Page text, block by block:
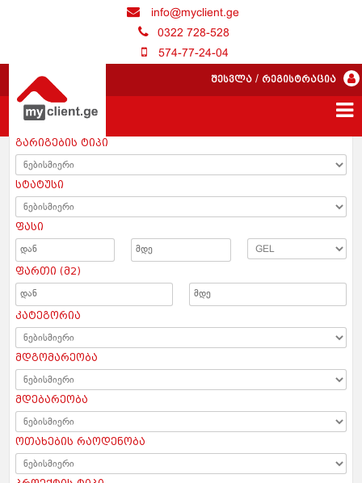
info@myclient.ge
0322 728-528
574-77-24-04
შესვლა / რეგისტრაცია
გარიგების ტიპი
სტატუსი
ფასი
ფართი (მ2)
კატეგორია
მდგომარეობა
მდებარეობა
ოთახების რაოდენობა